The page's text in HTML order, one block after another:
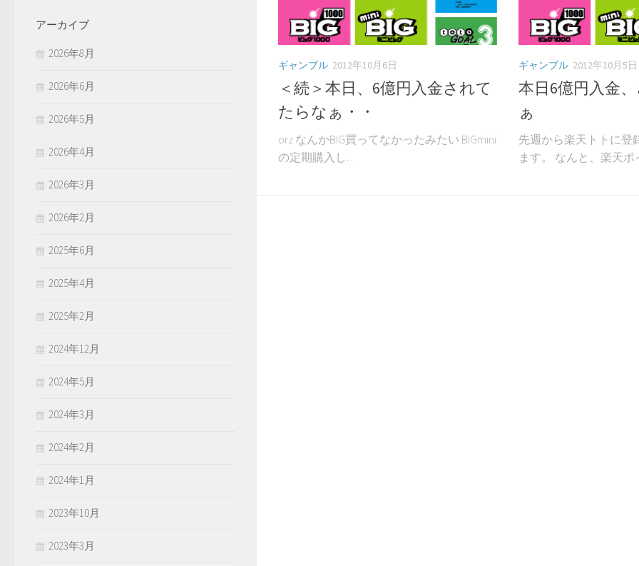
ギャンブル 2012年10月6日
＜続＞本日、6億円入金されて
たらなぁ・・
orz なんかBIG買ってなかったみたい BIGmini
の定期購入し...
ギャンブル 2012年10月5日
本日6億円入金
ぁ
先週から楽天トトに登
ます。 なんと、楽天ポ
アーカイブ
2026年8月
2026年6月
2026年5月
2026年4月
2026年3月
2026年2月
2025年6月
2025年4月
2025年2月
2024年12月
2024年5月
2024年3月
2024年2月
2024年1月
2023年10月
2023年3月